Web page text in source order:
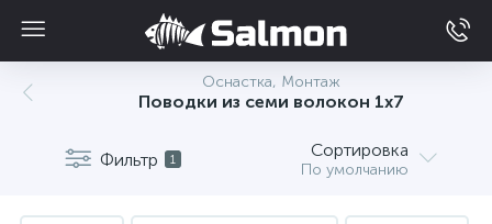
Оснастка, Монтаж
Поводки из семи волокон 1x7
Фильтр 1 Сортировка
По умолчанию